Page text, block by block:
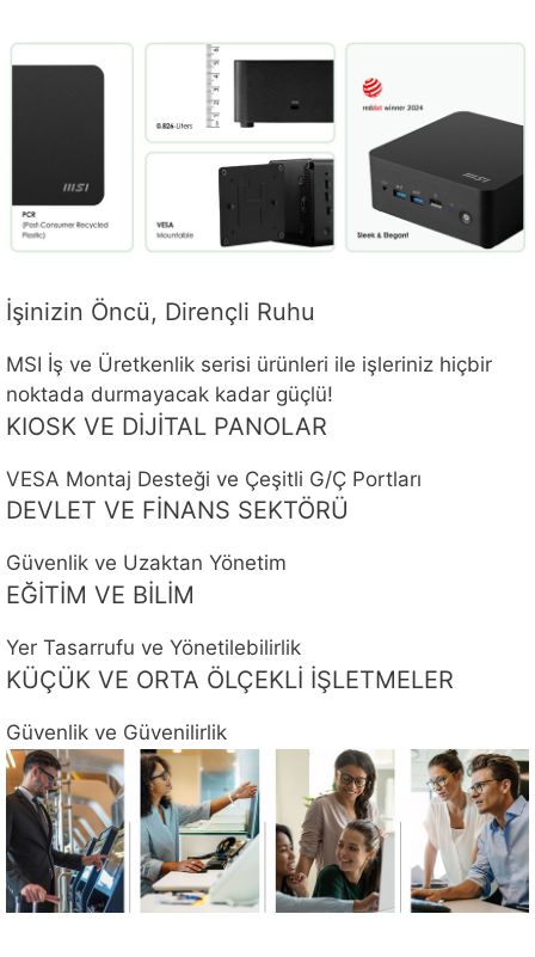
İşinizin Öncü, Dirençli Ruhu
MSI İş ve Üretkenlik serisi ürünleri ile işleriniz hiçbir
noktada durmayacak kadar güçlü!
KIOSK VE DİJİTAL PANOLAR
VESA Montaj Desteği ve Çeşitli G/Ç Portları
DEVLET VE FİNANS SEKTÖRÜ
Güvenlik ve Uzaktan Yönetim
EĞİTİM VE BİLİM
Yer Tasarrufu ve Yönetilebilirlik
KÜÇÜK VE ORTA ÖLÇEKLİ İŞLETMELER
Güvenlik ve Güvenilirlik